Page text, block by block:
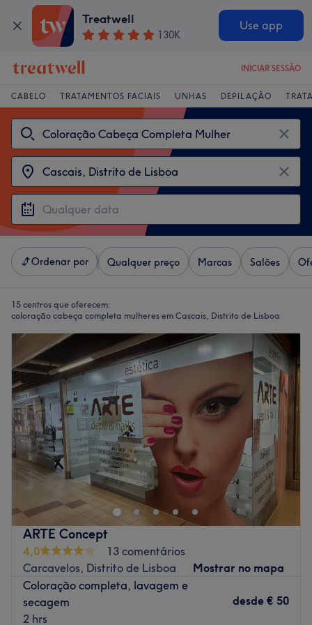
Treatwell
130K
Use app
INICIAR SESSÃO
CABELO TRATAMENTOS FACIAIS UNHAS DEPILAÇÃO
Ordenar por Qualquer preço Marcas Salões
15 centros que oferecem:
coloração cabeça completa mulheres em Cascais, Distrito de Lisboa
ARTE Concept
4,0
13 comentários
Carcavelos, Distrito de Lisboa
Mostrar no mapa
Coloração completa, lavagem e
secagem
2 hrs
desde € 50